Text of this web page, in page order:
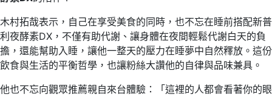
木村拓哉表示，自己在享受美食的同時，也不忘在睡前搭配新普
利夜酵素DX，不僅有助代謝、讓身體在夜間輕鬆代謝白天的負
擔，還能幫助入睡，讓他一整天的壓力在睡夢中自然釋放。這份
飲食與生活的平衡哲學，也讓粉絲大讚他的自律與品味兼具。
他也不忘向觀眾推薦親自來台體驗：「這裡的人都會看著你的眼